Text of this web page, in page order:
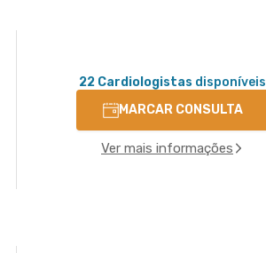
22 Cardiologistas disponíveis
MARCAR CONSULTA
Ver mais informações